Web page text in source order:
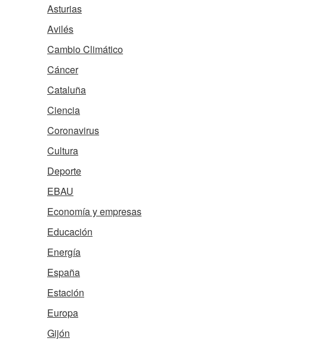
Asturias
Avilés
Cambio Climático
Cáncer
Cataluña
Ciencia
Coronavirus
Cultura
Deporte
EBAU
Economía y empresas
Educación
Energía
España
Estación
Europa
Gijón